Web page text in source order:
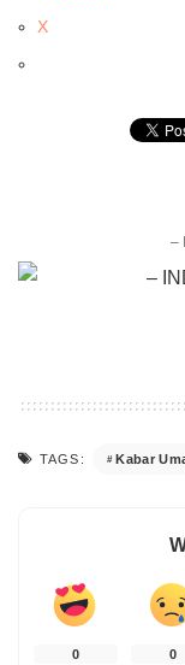
X
–
TAGS: Kabar
0 0